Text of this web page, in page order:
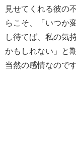
見せてくれる彼の
らこそ、「いつか
し待てば、私の気
かもしれない」と
当然の感情なのです